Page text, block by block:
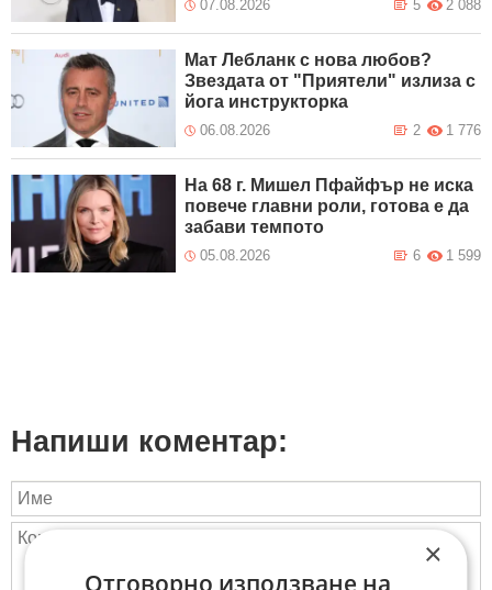
07.08.2026 2 088
5
Мат Лебланк с нова любов?
Звездата от "Приятели" излиза с
йога инструкторка
06.08.2026 1 776
2
На 68 г. Мишел Пфайфър не иска
повече главни роли, готова е да
забави темпото
05.08.2026 1 599
6
Напиши коментар:
×
Отговорно използване на